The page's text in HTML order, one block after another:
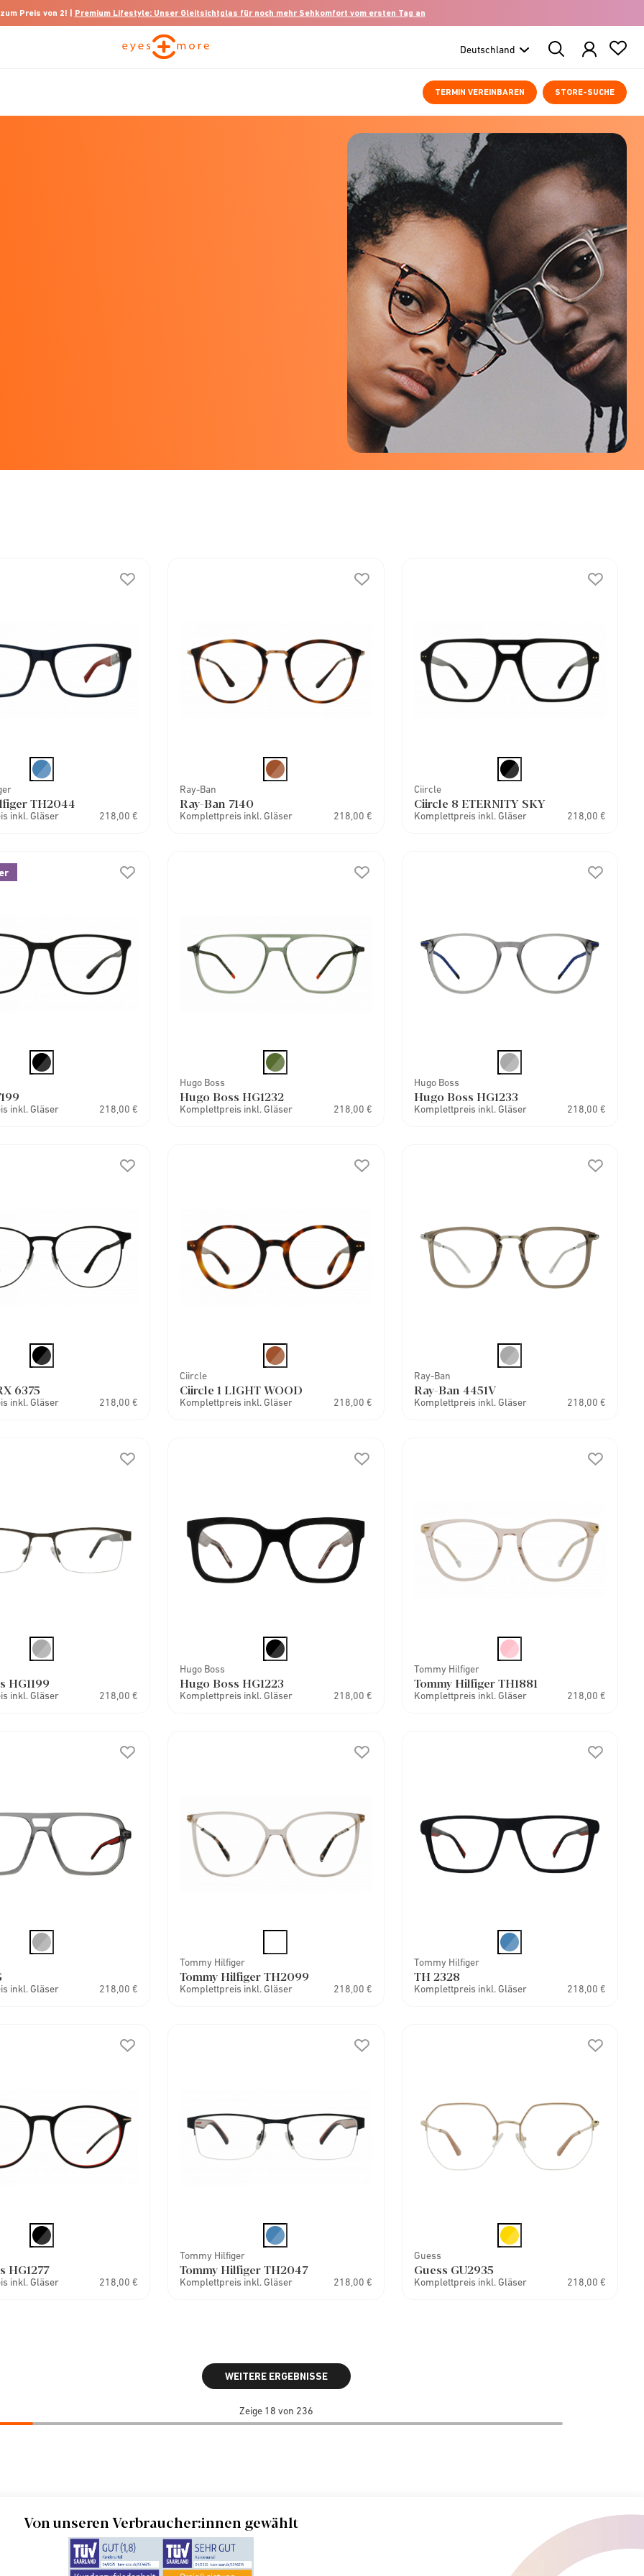
Preis von 2! | Premium Lifestyle: Unser Gleitsichtglas für noch mehr Sehkomfort vom ersten Tag an
Search
Products
TERMIN VEREINBAREN STORE-SUCHE
TH2044
inkl. Gläser 218,00 €
Ray-Ban
Ray-Ban 7140
Komplettpreis inkl. Gläser 218,00 €
Ciircle
Ciircle 8 ETERNITY SKY
Komplettpreis inkl. Gläser 218,00 €
inkl. Gläser 218,00 €
Hugo Boss
Hugo Boss HG1232
Komplettpreis inkl. Gläser 218,00 €
Hugo Boss
Hugo Boss HG1233
Komplettpreis inkl. Gläser 218,00 €
6375
inkl. Gläser 218,00 €
Ciircle
Ciircle 1 LIGHT WOOD
Komplettpreis inkl. Gläser 218,00 €
Ray-Ban
Ray-Ban 4451V
Komplettpreis inkl. Gläser 218,00 €
HG1199
inkl. Gläser 218,00 €
Hugo Boss
Hugo Boss HG1223
Komplettpreis inkl. Gläser 218,00 €
Tommy Hilfiger
Tommy Hilfiger TH1881
Komplettpreis inkl. Gläser 218,00 €
inkl. Gläser 218,00 €
Tommy Hilfiger
Tommy Hilfiger TH2099
Komplettpreis inkl. Gläser 218,00 €
Tommy Hilfiger
TH 2328
Komplettpreis inkl. Gläser 218,00 €
HG1277
inkl. Gläser 218,00 €
Tommy Hilfiger
Tommy Hilfiger TH2047
Komplettpreis inkl. Gläser 218,00 €
Guess
Guess GU2935
Komplettpreis inkl. Gläser 218,00 €
WEITERE ERGEBNISSE
Zeige 18 von 236
Von unseren Verbraucher:innen gewählt